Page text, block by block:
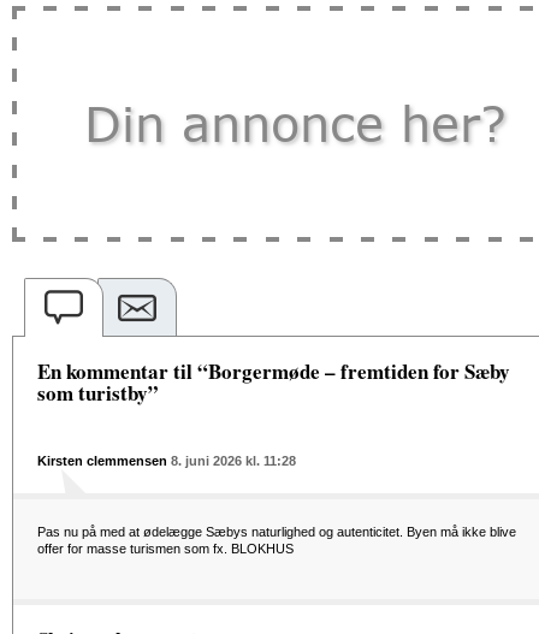
En kommentar til “Borgermøde – fremtiden for Sæby
som turistby”
Kirsten clemmensen 8. juni 2026 kl. 11:28
Pas nu på med at ødelægge Sæbys naturlighed og autenticitet. Byen må ikke blive
offer for masse turismen som fx. BLOKHUS